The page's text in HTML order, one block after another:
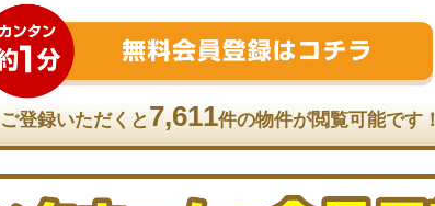
ご登録いただくと7,611件の物件が閲覧可能です！